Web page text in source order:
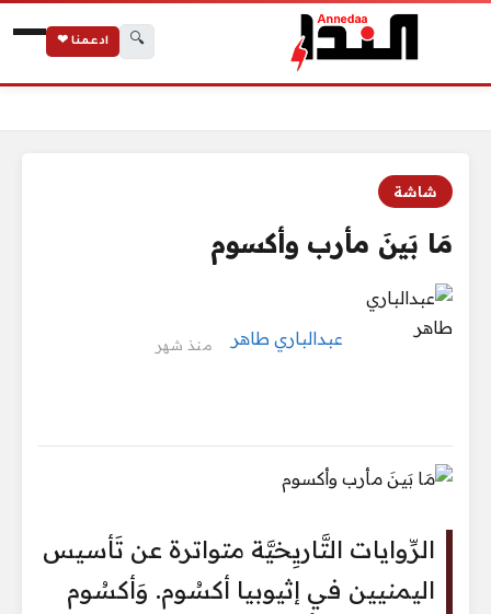
🔍 ادعمنا ❤
شاشة
مَا بَينَ مأرب وأكسوم
عبدالباري طاهر منذ شهر
الرِّوايات التَّاريِخيَّة متواترة عن تَأسيس
اليمنيين في إثيوبيا أكسُوم. وَأكسُوم